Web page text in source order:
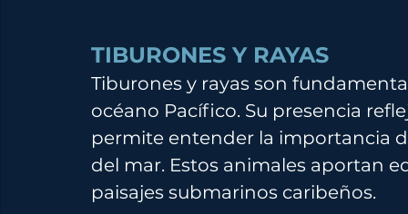
TIBURONES Y RAYAS
Tiburones y rayas son
océano Pacífico. Su presencia
permite entender la importancia
del mar. Estos animales aportan
paisajes submarinos caribeños.